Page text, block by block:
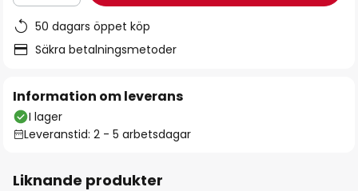
50 dagars öppet köp
Säkra betalningsmetoder
Information om leverans
I lager
Leveranstid: 2 - 5 arbetsdagar
Liknande produkter